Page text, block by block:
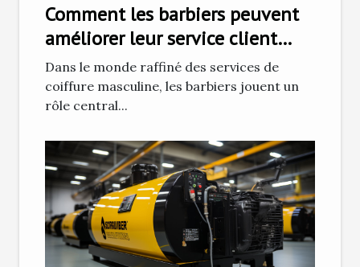
Comment les barbiers peuvent
améliorer leur service client
pour fidéliser une clientèle
élégante
Dans le monde raffiné des services de
coiffure masculine, les barbiers jouent un
rôle central...